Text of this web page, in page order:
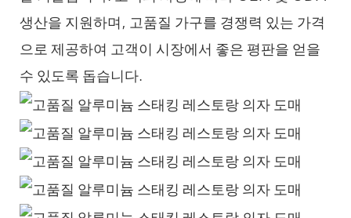
생산을 지원하며, 고품질 가구를 경쟁력 있는 가격
으로 제공하여 고객이 시장에서 좋은 평판을 얻을
수 있도록 돕습니다.